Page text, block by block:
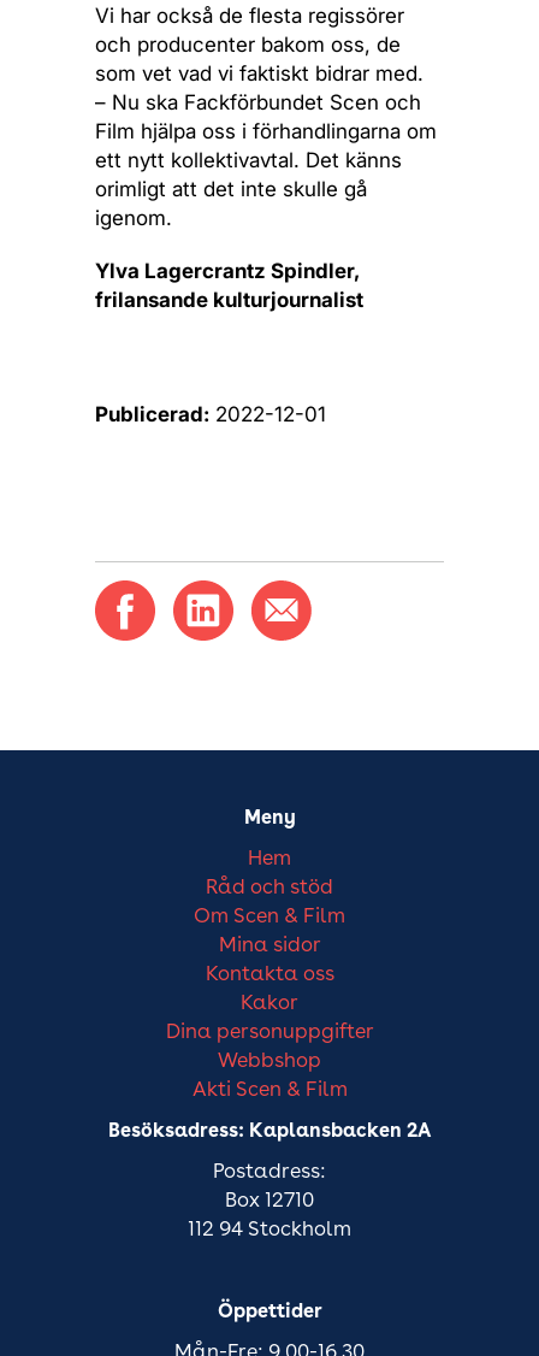
Vi har också de flesta regissörer
och producenter bakom oss, de
som vet vad vi faktiskt bidrar med.
– Nu ska Fackförbundet Scen och
Film hjälpa oss i förhandlingarna om
ett nytt kollektivavtal. Det känns
orimligt att det inte skulle gå
igenom.
Ylva Lagercrantz Spindler,
frilansande kulturjournalist
Publicerad: 2022-12-01
Meny
Hem
Råd och stöd
Om Scen & Film
Mina sidor
Kontakta oss
Kakor
Dina personuppgifter
Webbshop
Akti Scen & Film
Besöksadress: Kaplansbacken 2A
Postadress:
Box 12710
112 94 Stockholm
Öppettider